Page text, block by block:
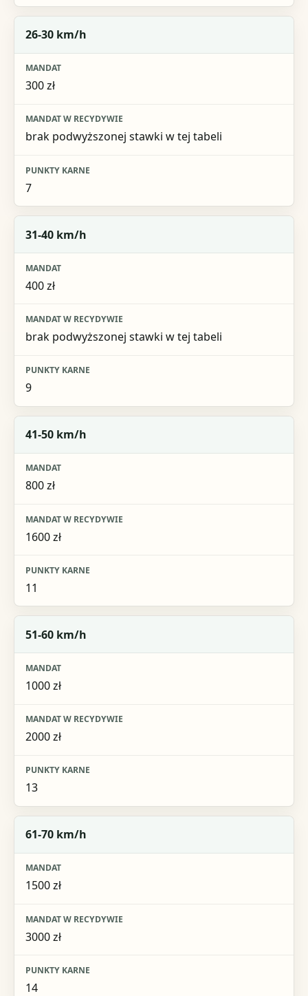
26-30 km/h
300 zł
brak podwyższonej stawki w tej tabeli
7
31-40 km/h
400 zł
brak podwyższonej stawki w tej tabeli
9
41-50 km/h
800 zł
1600 zł
11
51-60 km/h
1000 zł
2000 zł
13
61-70 km/h
1500 zł
3000 zł
14